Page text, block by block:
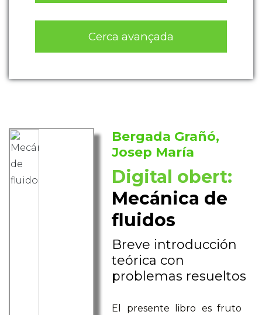
Cerca avançada
Bergada Grañó,
Josep María
Digital obert:
Mecánica de
fluidos
Breve introducción
teórica con
problemas resueltos
El presente libro es fruto